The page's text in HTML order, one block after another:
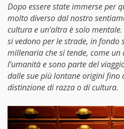
Dopo essere state immerse per
molto diverso dal nostro
cultura e un’altra è solo
si vedono per le strade, in
millenaria che si tende, come
l’umanità e sono parte del
dalle sue più lontane origini fino
distinzione di razza o di cultura.